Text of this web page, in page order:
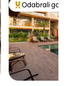
Među najviše
Odabrali gosti